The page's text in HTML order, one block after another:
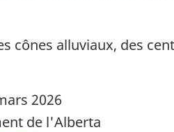
cônes alluviaux, des
2026
de l'Alberta